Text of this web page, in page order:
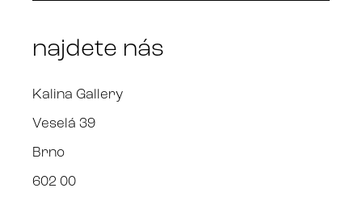
najdete nás
Kalina Gallery
Veselá 39
Brno
602 00